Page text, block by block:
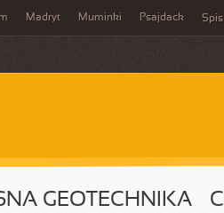
Madryt Muminki Psajdack Spis
GEOTECHNIKA –